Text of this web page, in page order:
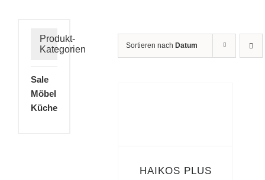
Sortieren nach Datum
HAIKOS PLUS
Produkt-
Kategorien
Sale
Möbel
Küche